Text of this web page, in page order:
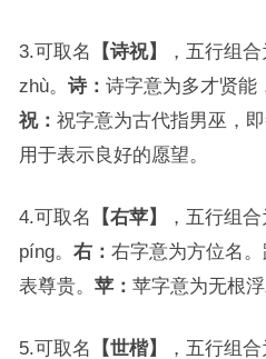
3.可取名 【诗祝】 ，五行组合
zhù。 诗： 诗字意为多才贤能
祝： 祝字意为古代指男巫，
用于表示良好的愿望。
4.可取名 【右苹】 ，五行组合
píng。 右： 右字意为方位名。
表尊贵。 苹： 苹字意为无根浮
5.可取名 【世楷】 ，五行组合